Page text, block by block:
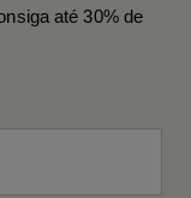
até 30% de